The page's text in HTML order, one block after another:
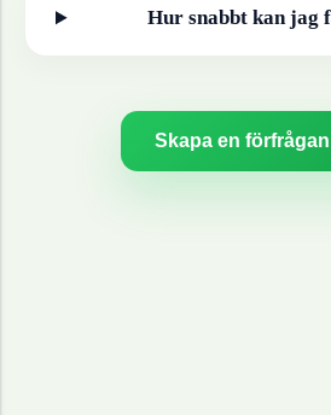
Hur snabbt kan jag
Skapa en